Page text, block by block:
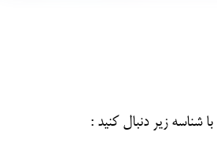
با شناسه زیردنبال کنید :